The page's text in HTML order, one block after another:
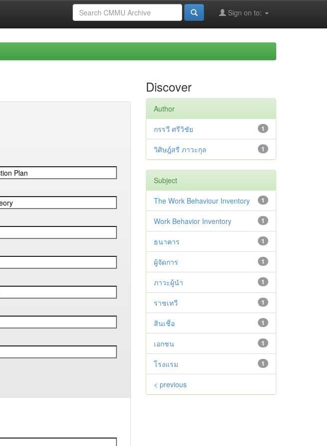
Sign on to:
Discover
Author
1
กรรวี ศรีวิชัย
1
วิศิษฎ์สรี ภาวะกุล
Subject
1
The Work Behaviour Inventory
1
Work Behavior Inventory
1
ธนาคาร
1
ผู้จัดการ
1
ภาวะผู้นำ
1
ราชเทวี
1
สินเชื่อ
1
เอกชน
1
โรงแรม
< previous